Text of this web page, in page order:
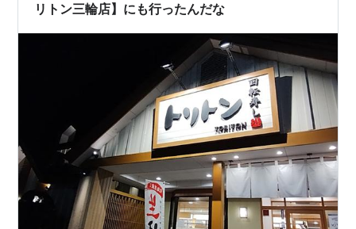
リトン三輪店】にも行ったんだな